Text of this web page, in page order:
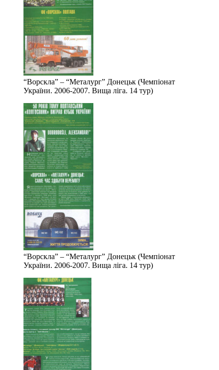
“Ворскла” – “Металург” Донецьк (Чемпіонат
України. 2006-2007. Вища ліга. 14 тур)
“Ворскла” – “Металург” Донецьк (Чемпіонат
України. 2006-2007. Вища ліга. 14 тур)